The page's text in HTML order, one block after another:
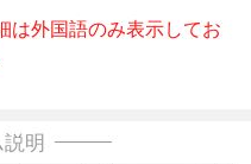
は外国語のみ表示してお
明